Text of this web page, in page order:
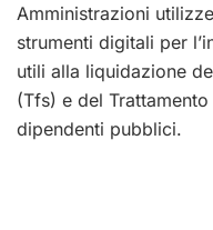
Amministrazioni
strumenti digitali per
utili alla liquidazione
(Tfs) e del
dipendenti pubblici.